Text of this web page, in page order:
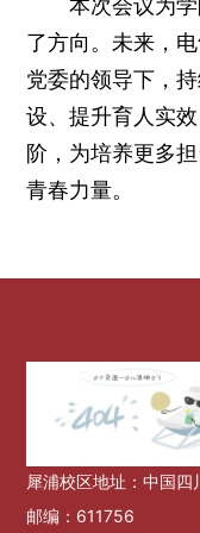
本次会议为
了方向。未来，
党委的领导下，
设、提升育人实
阶，为培养更多
青春力量。
犀浦校区地址：中国
邮编：611756